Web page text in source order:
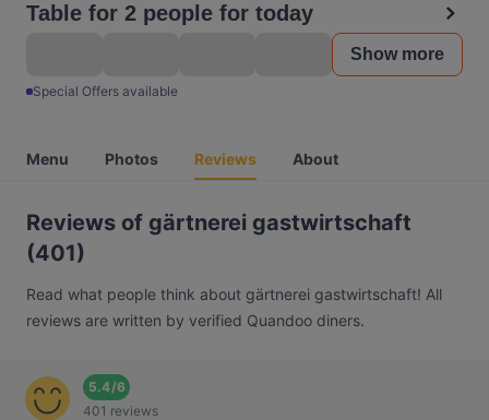
Table for 2 people for today
Show more
Special Offers available
Menu Photos Reviews About
Reviews of gärtnerei gastwirtschaft
(401)
Read what people think about gärtnerei gastwirtschaft! All
reviews are written by verified Quandoo diners.
5.4/6
401 reviews